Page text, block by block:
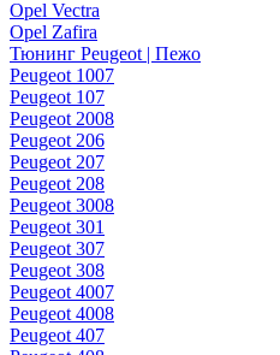
Opel Vectra
Opel Zafira
Тюнинг Peugeot | Пежо
Peugeot 1007
Peugeot 107
Peugeot 2008
Peugeot 206
Peugeot 207
Peugeot 208
Peugeot 3008
Peugeot 301
Peugeot 307
Peugeot 308
Peugeot 4007
Peugeot 4008
Peugeot 407